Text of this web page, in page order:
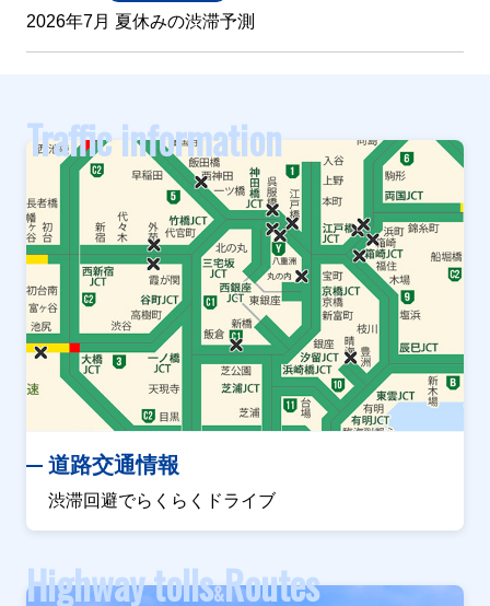
2026年7月 夏休みの渋滞予測
Traffic information
道路交通情報
渋滞回避でらくらくドライブ
Highway tolls&Routes